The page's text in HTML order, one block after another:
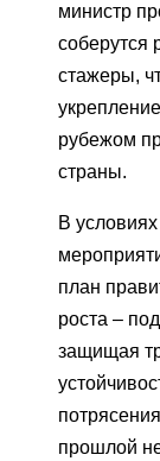
министр
соберутся
стажеры,
рубежом
страны.
В
план
роста –
защищая
прошлой